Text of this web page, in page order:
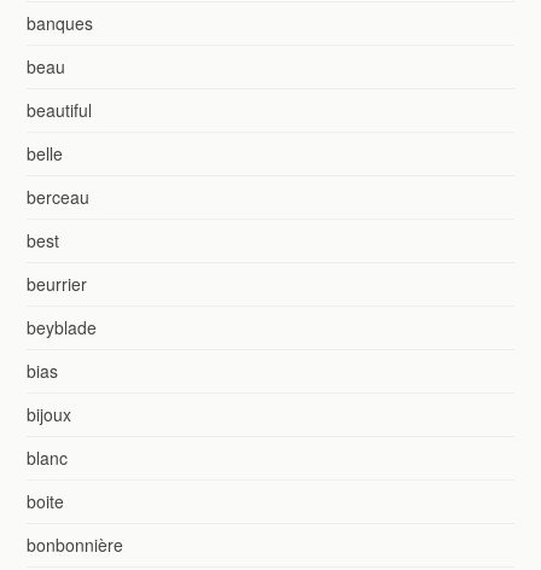
banques
beau
beautiful
belle
berceau
best
beurrier
beyblade
bias
bijoux
blanc
boite
bonbonnière